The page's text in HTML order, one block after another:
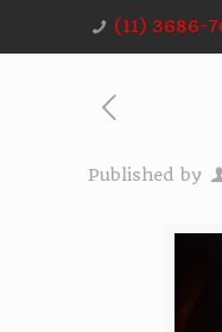
(11) 3686-
Published by